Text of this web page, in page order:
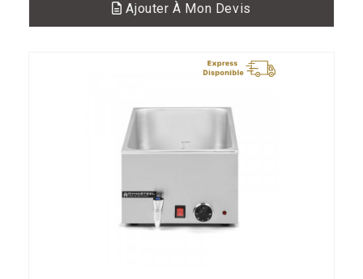
Ajouter À Mon Devis